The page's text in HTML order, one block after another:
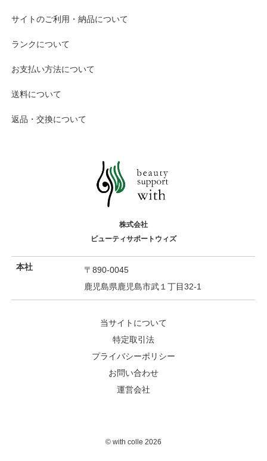
サイトのご利用・納品について
ランクについて
お支払い方法について
送料について
返品・交換について
株式会社
ビューティサポートウィズ
本社
〒890-0045
鹿児島県鹿児島市武１丁目32-1
当サイトについて
特定取引法
プライバシーポリシー
お問い合わせ
運営会社
©︎ with colle 2026